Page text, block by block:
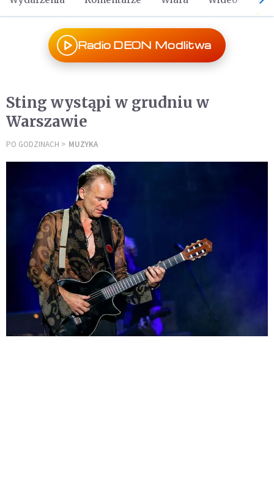
Radio DEON Modlitwa
Sting wystąpi w grudniu w
Warszawie
PO GODZINACH MUZYKA